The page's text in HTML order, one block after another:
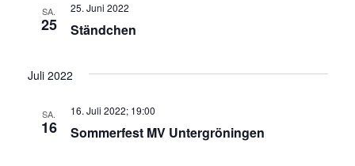
SA.
25 Ständchen
25. Juni 2022
Juli 2022
SA.
16 Sommerfest MV Untergröningen
16. Juli 2022; 19:00